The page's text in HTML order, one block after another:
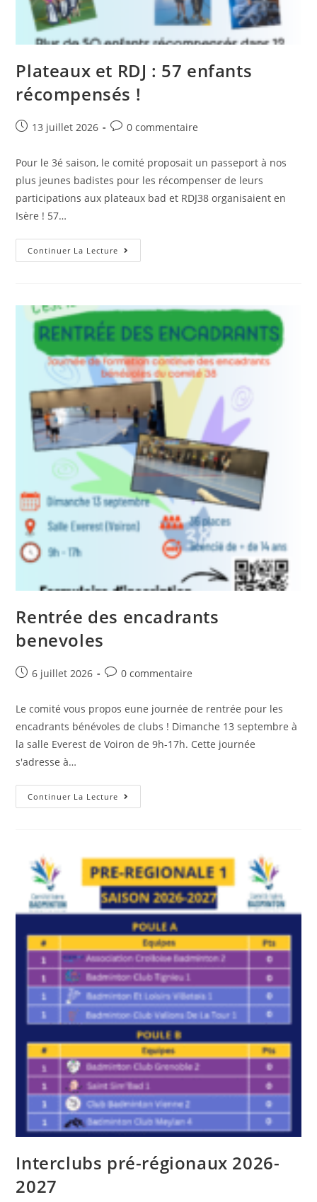
Plateaux et RDJ : 57 enfants
récompensés !
Post13 juillet 2026
Post0 commentaire
Pour le 3é saison, le comité proposait un passeport à nos
plus jeunes badistes pour les récompenser de leurs
participations aux plateaux bad et RDJ38 organisaient en
Isère ! 57…
Continuer La Lecture Plateaux
Et
Récompensés
Rentrée des encadrants
benevoles
Post6 juillet 2026
Post0 commentaire
Le comité vous propos eune journée de rentrée pour les
encadrants bénévoles de clubs ! Dimanche 13 septembre à
la salle Everest de Voiron de 9h-17h. Cette journée
s'adresse à…
Continuer La Lecture Rentrée
Des
Interclubs pré-régionaux 2026-
2027